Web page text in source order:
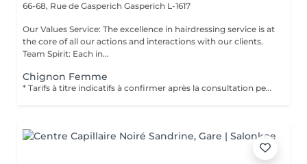
66-68, Rue de Gasperich Gasperich L-1617
Our Values Service: The excellence in hairdressing service is at
the core of all our actions and interactions with our clients.
Team Spirit: Each in...
Chignon Femme
* Tarifs à titre indicatifs à confirmer après la consultation personnalisée établit auprès de votre coiffeur/stylist/spécialiste * La direction se réserve le droit dapporter des modifications pour le bon fonctionnement du salon